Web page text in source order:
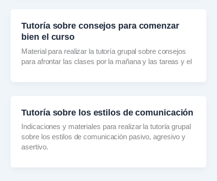
Tutoría sobre consejos para comenzar
bien el curso
Material para realizar la tutoría grupal sobre consejos
para afrontar las clases por la mañana y las tareas y el
Tutoría sobre los estilos de comunicación
Indicaciones y materiales para realizar la tutoría grupal
sobre los estilos de comunicación pasivo, agresivo y
asertivo.